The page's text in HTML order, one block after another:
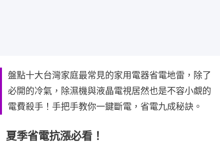
盤點十大台灣家庭最常見的家用電器省電地雷，除了
必開的冷氣，除濕機與液晶電視居然也是不容小覷的
電費殺手！手把手教你一鍵斷電，省電九成秘訣。
夏季省電抗漲必看！